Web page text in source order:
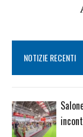
NOTIZIE RECENTI